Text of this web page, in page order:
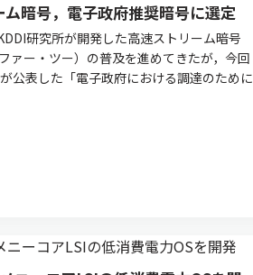
暗号，電子政府推奨暗号に選定
研究所が開発した高速ストリーム暗号
ァー・ツー）の普及を進めてきたが，今回
公表した「電子政府における調達のために